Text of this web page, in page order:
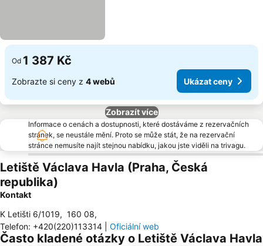
Od 1 387 Kč
Zobrazte si ceny z 4 webů Ukázat ceny
Zobrazít více
Informace o cenách a dostupnosti, které dostáváme z rezervačních
stránek, se neustále mění. Proto se může stát, že na rezervační
stránce nemusíte najít stejnou nabídku, jakou jste viděli na trivagu.
Letiště Václava Havla (Praha, Česká
republika)
Kontakt
K Letišti 6/1019, 160 08,
Telefon: +420(220)113314 Oficiální web
Často kladené otázky o Letiště Václava Havla